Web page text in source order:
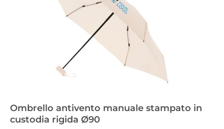
Ombrello antivento manuale stampato in
custodia rigida Ø90